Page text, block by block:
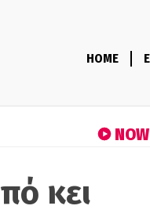
HOME
κει